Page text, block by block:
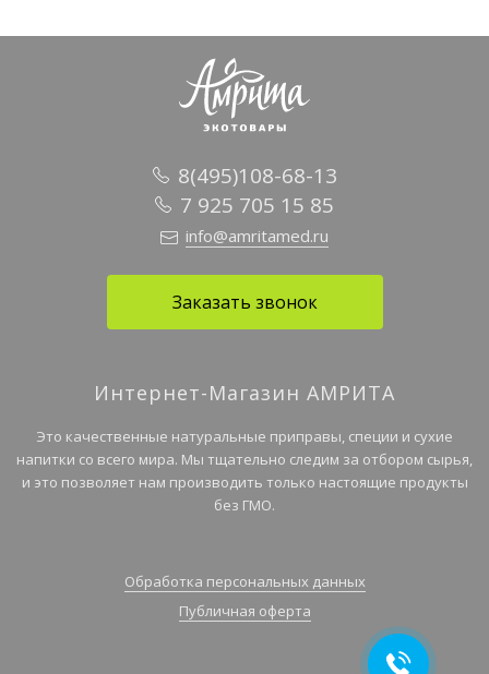
8(495)108-68-13
7 925 705 15 85
info@amritamed.ru
Заказать звонок
Интернет-Магазин АМРИТА
Это качественные натуральные приправы, специи и сухие
напитки со всего мира. Мы тщательно следим за отбором сырья,
и это позволяет нам производить только настоящие продукты
без ГМО.
Обработка персональных данных
Публичная оферта